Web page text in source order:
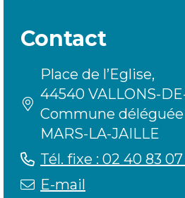
Contact
Place de l’Eglise,
44540 VALLONS-
Commune déléguée
MARS-LA-JAILLE
Tél. fixe : 02 40 83
E-mail